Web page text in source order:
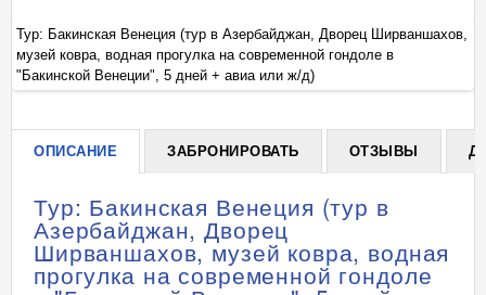
Тур: Бакинская Венеция (тур в Азербайджан, Дворец Ширваншахов,
музей ковра, водная прогулка на современной гондоле в
"Бакинской Венеции", 5 дней + авиа или ж/д)
ОПИСАНИЕ ЗАБРОНИРОВАТЬ ОТЗЫВЫ
Тур: Бакинская Венеция (тур в
Азербайджан, Дворец
Ширваншахов, музей ковра, водная
прогулка на современной гондоле